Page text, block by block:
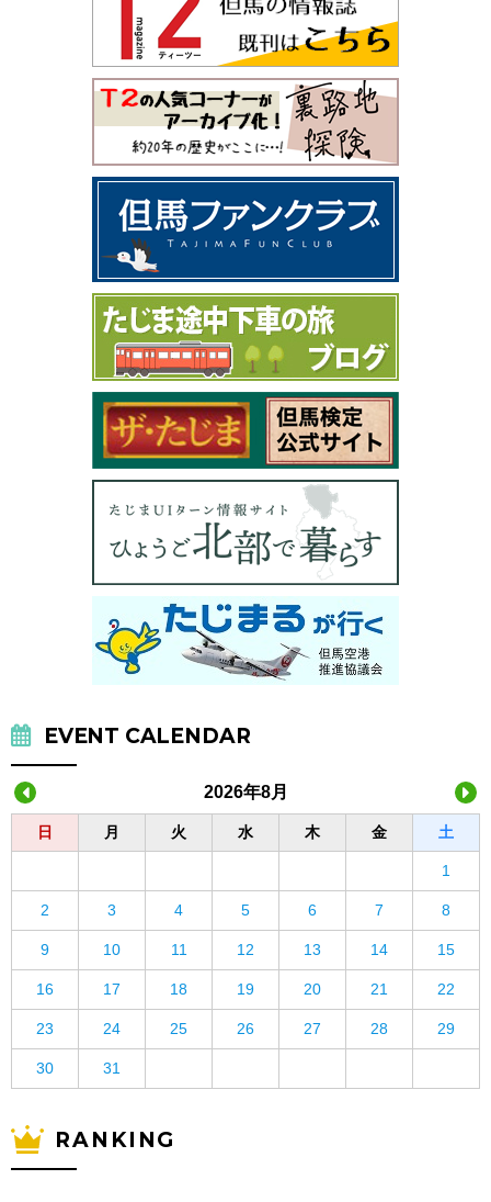
EVENT CALENDAR
2026年8月
日 月 火 水 木 金 土
1
2 3 4 5 6 7 8
9 10 11 12 13 14 15
16 17 18 19 20 21 22
23 24 25 26 27 28 29
30 31
RANKING